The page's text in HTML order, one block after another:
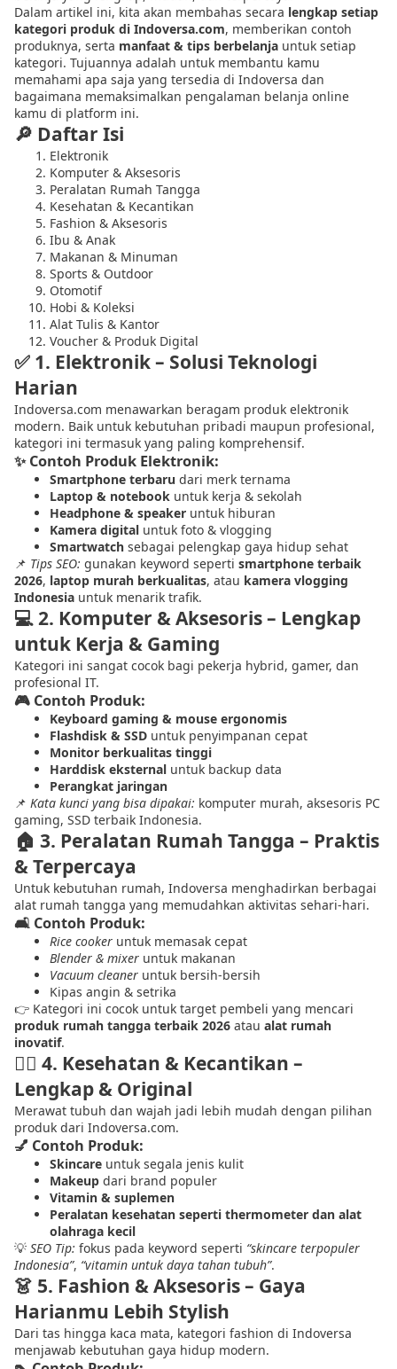
Dalam artikel ini, kita akan membahas secara lengkap setiap
kategori produk di Indoversa.com, memberikan contoh
produknya, serta manfaat & tips berbelanja untuk setiap
kategori. Tujuannya adalah untuk membantu kamu
memahami apa saja yang tersedia di Indoversa dan
bagaimana memaksimalkan pengalaman belanja online
kamu di platform ini.
🔎 Daftar Isi
Elektronik
Komputer & Aksesoris
Peralatan Rumah Tangga
Kesehatan & Kecantikan
Fashion & Aksesoris
Ibu & Anak
Makanan & Minuman
Sports & Outdoor
Otomotif
Hobi & Koleksi
Alat Tulis & Kantor
Voucher & Produk Digital
✅ 1. Elektronik – Solusi Teknologi
Harian
Indoversa.com menawarkan beragam produk elektronik
modern. Baik untuk kebutuhan pribadi maupun profesional,
kategori ini termasuk yang paling komprehensif.
✨ Contoh Produk Elektronik:
Smartphone terbaru dari merk ternama
Laptop & notebook untuk kerja & sekolah
Headphone & speaker untuk hiburan
Kamera digital untuk foto & vlogging
Smartwatch sebagai pelengkap gaya hidup sehat
📌 Tips SEO: gunakan keyword seperti smartphone terbaik
2026, laptop murah berkualitas, atau kamera vlogging
Indonesia untuk menarik trafik.
💻2. Komputer & Aksesoris – Lengkap
untuk Kerja & Gaming
Kategori ini sangat cocok bagi pekerja hybrid, gamer, dan
profesional IT.
🎮 Contoh Produk:
Keyboard gaming & mouse ergonomis
Flashdisk & SSD untuk penyimpanan cepat
Monitor berkualitas tinggi
Harddisk eksternal untuk backup data
Perangkat jaringan
📌 Kata kunci yang bisa dipakai: komputer murah, aksesoris PC
gaming, SSD terbaik Indonesia.
🏠 3. Peralatan Rumah Tangga – Praktis
& Terpercaya
Untuk kebutuhan rumah, Indoversa menghadirkan berbagai
alat rumah tangga yang memudahkan aktivitas sehari‑hari.
🛋 Contoh Produk:
Rice cooker untuk memasak cepat
Blender & mixer untuk makanan
Vacuum cleaner untuk bersih‑bersih
Kipas angin & setrika
👉 Kategori ini cocok untuk target pembeli yang mencari
produk rumah tangga terbaik 2026 atau alat rumah
inovatif.
💆‍♀️ 4. Kesehatan & Kecantikan –
Lengkap & Original
Merawat tubuh dan wajah jadi lebih mudah dengan pilihan
produk dari Indoversa.com.
💅 Contoh Produk:
Skincare untuk segala jenis kulit
Makeup dari brand populer
Vitamin & suplemen
Peralatan kesehatan seperti thermometer dan alat
olahraga kecil
💡 SEO Tip: fokus pada keyword seperti “skincare terpopuler
Indonesia”, “vitamin untuk daya tahan tubuh”.
👗 5. Fashion & Aksesoris – Gaya
Harianmu Lebih Stylish
Dari tas hingga kaca mata, kategori fashion di Indoversa
menjawab kebutuhan gaya hidup modern.